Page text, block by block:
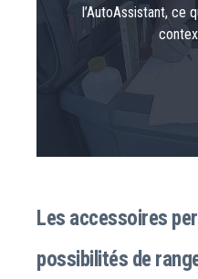
l’AutoAssistant, ce
Les accessoires
possibilités de